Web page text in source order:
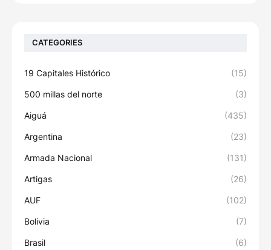
CATEGORIES
19 Capitales Histórico (15)
500 millas del norte (3)
Aiguá (435)
Argentina (23)
Armada Nacional (131)
Artigas (26)
AUF (102)
Bolivia (7)
Brasil (6)